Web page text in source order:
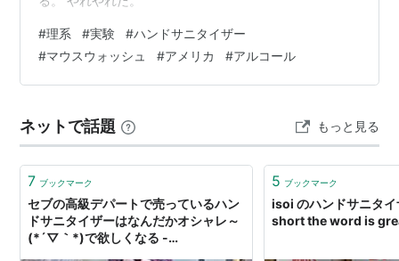
#理系 #実験 #ハンドサニタイザー
#マウスウォッシュ #アメリカ #アルコール
ネットで話題 もっと見る
7 ブックマーク
セブの高級デパートで売っているハン
ドサニタイザーはなんだかオシャレ～
(*´▽｀*)で欲しくなる -
5 ブックマーク
isoi のハンドサニタ
short the word is